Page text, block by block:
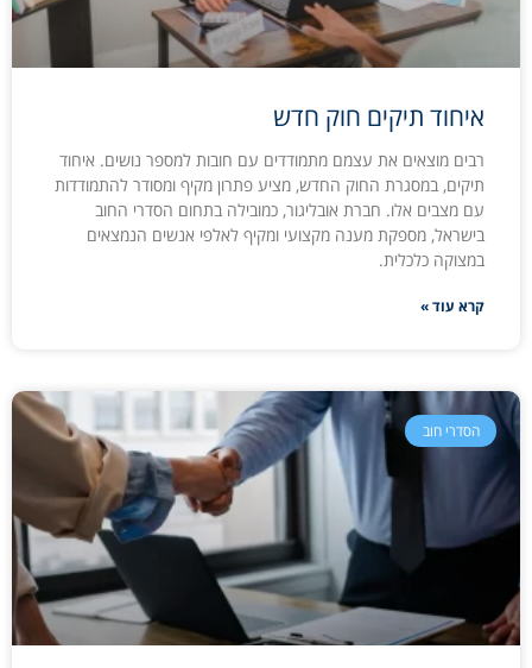
איחוד תיקים חוק חדש
רבים מוצאים את עצמם מתמודדים עם חובות למספר נושים. איחוד
תיקים, במסגרת החוק החדש, מציע פתרון מקיף ומסודר להתמודדות
עם מצבים אלו. חברת אובליגור, כמובילה בתחום הסדרי החוב
בישראל, מספקת מענה מקצועי ומקיף לאלפי אנשים הנמצאים
במצוקה כלכלית.
קרא עוד »
הסדרי חוב